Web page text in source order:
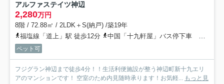
アルファステイツ神辺
2,280万円
8階 / 72.88㎡ / 2LDK＋S(納戸) /築19年
福塩線「道上」駅 徒歩12分
中国「十九軒屋」バス停下車 徒歩2分
ペット可
フジグラン神辺まで徒歩4分！！生活利便施設が整う神辺町新十九エリ
アのマンションです！ 空室のため内見随時承ります！お気軽... もっと見